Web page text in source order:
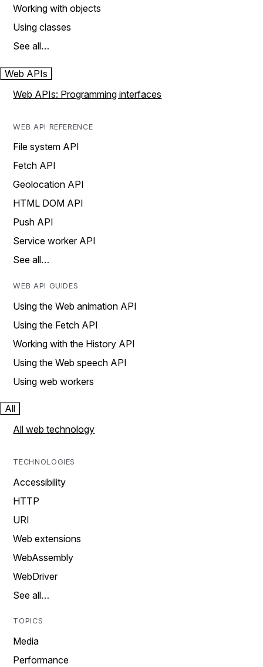
Working with objects
Using classes
See all…
Web APIs
Web APIs: Programming interfaces
WEB API REFERENCE
File system API
Fetch API
Geolocation API
HTML DOM API
Push API
Service worker API
See all…
WEB API GUIDES
Using the Web animation API
Using the Fetch API
Working with the History API
Using the Web speech API
Using web workers
All
All web technology
TECHNOLOGIES
Accessibility
HTTP
URI
Web extensions
WebAssembly
WebDriver
See all…
TOPICS
Media
Performance